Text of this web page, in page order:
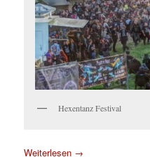
Hexentanz Festival
Weiterlesen →